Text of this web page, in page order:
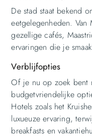
De stad staat bekend
eetgelegenheden. Van
gezellige cafés,
ervaringen die je
Verblijfopties
Of je nu op zoek bent
budgetvriendelijke
Hotels zoals het
luxueuze ervaring,
breakfasts en